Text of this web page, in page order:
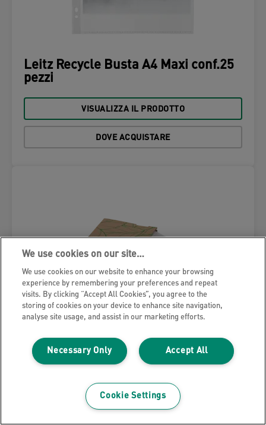
Leitz Recycle Busta A4 Maxi conf.25
pezzi
VISUALIZZA IL PRODOTTO
DOVE ACQUISTARE
Leitz Recycle Dispenser Buste a
perforazione A4, 40 pezzi
We use cookies on our site…
We use cookies on our website to enhance your browsing
experience by remembering your preferences and repeat
visits. By clicking “Accept All Cookies”, you agree to the
storing of cookies on your device to enhance site navigation,
analyse site usage, and assist in our marketing efforts.
Accept All
Necessary Only
Cookie Settings